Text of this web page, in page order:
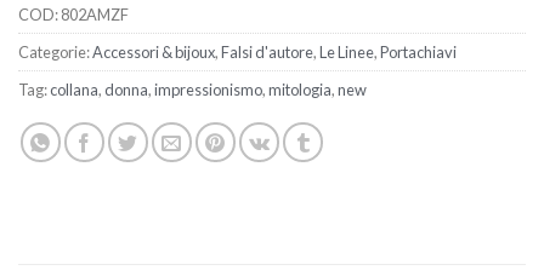
COD:802AMZF
Categorie:Accessori & bijoux,Falsi d'autore,Le Linee,Portachiavi
Tag:collana, donna,impressionismo,mitologia,new